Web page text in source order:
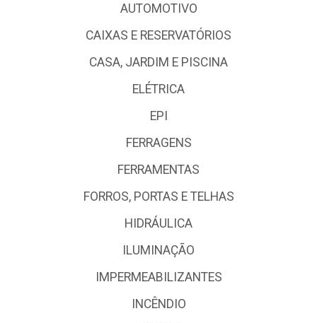
AUTOMOTIVO
CAIXAS E RESERVATÓRIOS
CASA, JARDIM E PISCINA
ELÉTRICA
EPI
FERRAGENS
FERRAMENTAS
FORROS, PORTAS E TELHAS
HIDRÁULICA
ILUMINAÇÃO
IMPERMEABILIZANTES
INCÊNDIO